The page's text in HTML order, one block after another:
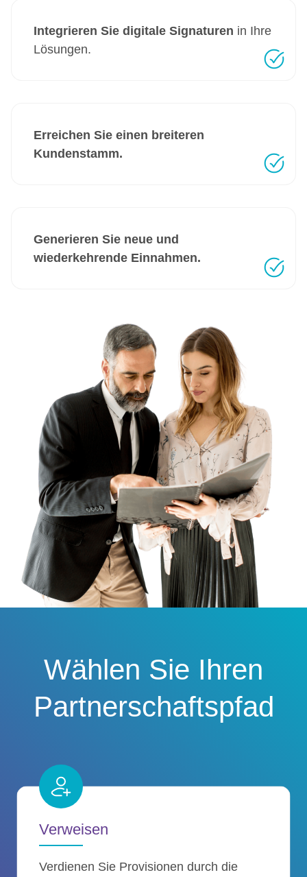
Integrieren Sie digitale Signaturen in Ihre
Lösungen.
Erreichen Sie einen breiteren
Kundenstamm.
Generieren Sie neue und
wiederkehrende Einnahmen.
Wählen Sie Ihren
Partnerschaftspfad
Verweisen
Verdienen Sie Provisionen durch die